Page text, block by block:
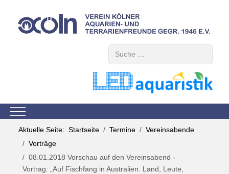
Mobile Menu Toggle
Aktuelle Seite: Startseite Termine
Vereinsabende
Vorträge
08.01.2018 Vorschau auf den Vereinsabend -
Vortrag: „Auf Fischfang in Australien. Land, Leute,